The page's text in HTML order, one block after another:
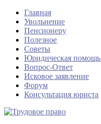
Главная
Увольнение
Пенсионеру
Полезное
Советы
Юридическая помощь
Вопрос-Ответ
Исковое заявление
Форум
Консультация юриста